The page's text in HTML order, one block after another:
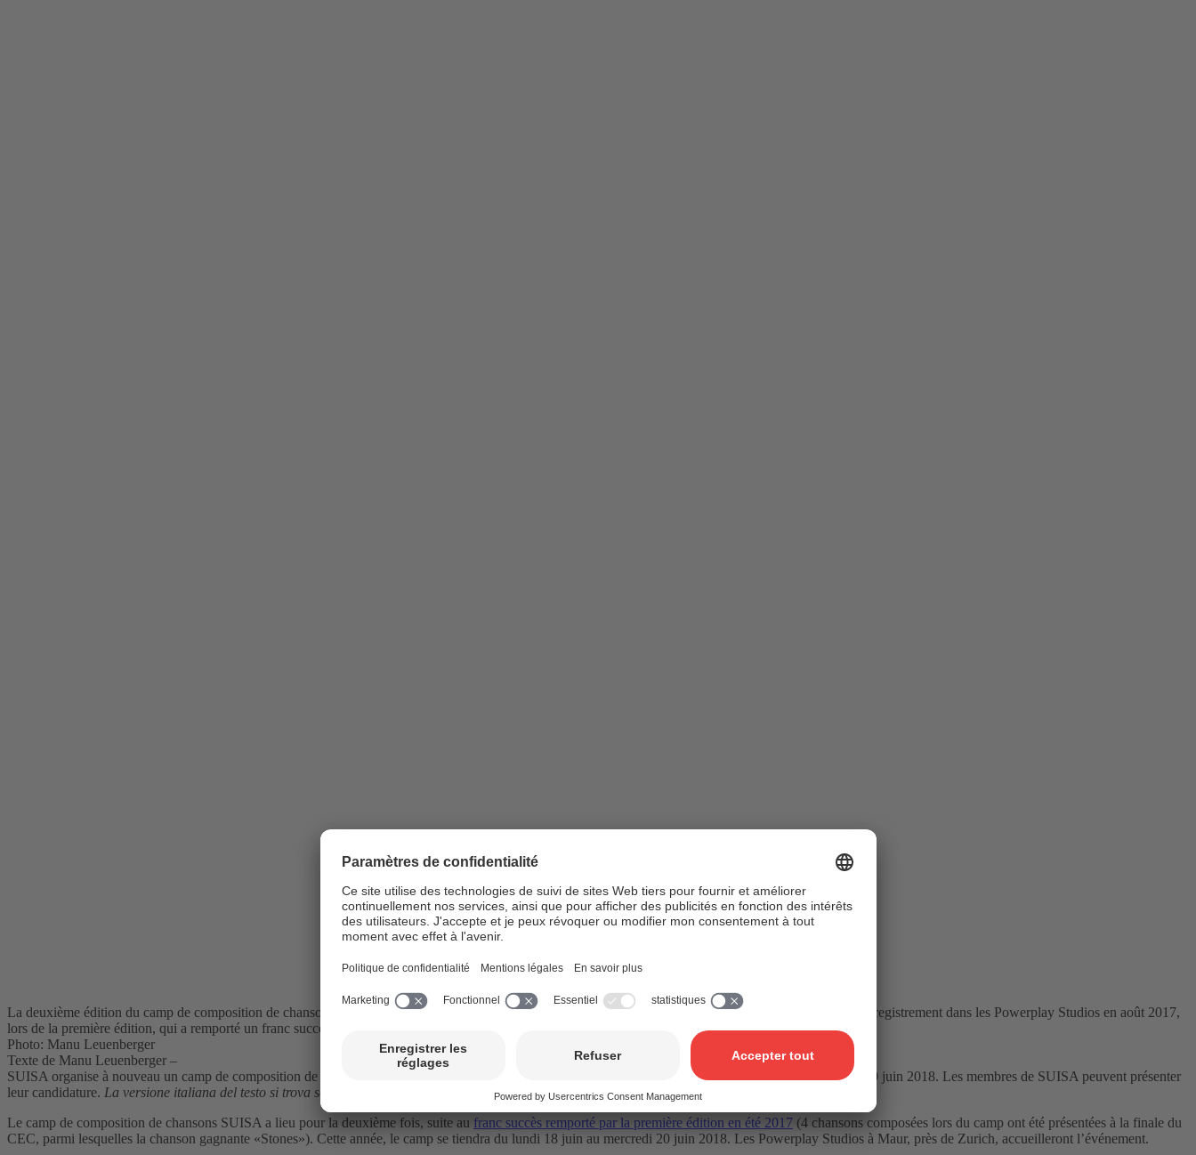
La deuxième édition du camp de composition de chansons SUISA aura lieu en juin 2018. La photo montre un groupe de participants en pleine séance d’enregistrement dans les Powerplay Studios en août 2017,
lors de la première édition, qui a remporté un franc succès.
Photo: Manu Leuenberger
Texte de Manu Leuenberger –
SUISA organise à nouveau un camp de composition de chansons en collaboration avec Pele Loriano Productions. Ce deuxième camp aura lieu du 18 au 20 juin 2018. Les membres de SUISA peuvent présenter
leur candidature. La versione italiana del testo si trova sotto.
Le camp de composition de chansons SUISA a lieu pour la deuxième fois, suite au franc succès remporté par la première édition en été 2017 (4 chansons composées lors du camp ont été présentées à la finale du
CEC, parmi lesquelles la chanson gagnante «Stones»). Cette année, le camp se tiendra du lundi 18 juin au mercredi 20 juin 2018. Les Powerplay Studios à Maur, près de Zurich, accueilleront l’événement.